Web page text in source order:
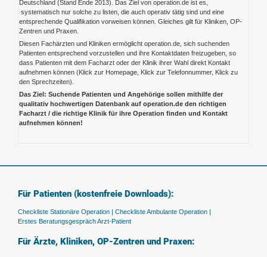
Deutschland (Stand Ende 2013). Das Ziel von operation.de ist es,
systematisch nur solche zu listen, die auch operativ tätig sind und eine
entsprechende Qualifikation vorweisen können. Gleiches gilt für Kliniken, OP-
Zentren und Praxen.
Diesen Fachärzten und Kliniken ermöglicht operation.de, sich suchenden
Patienten entsprechend vorzustellen und ihre Kontaktdaten freizugeben, so
dass Patienten mit dem Facharzt oder der Klinik ihrer Wahl direkt Kontakt
aufnehmen können (Klick zur Homepage, Klick zur Telefonnummer, Klick zu
den Sprechzeiten).
Das Ziel: Suchende Patienten und Angehörige sollen mithilfe der
qualitativ hochwertigen Datenbank auf operation.de den richtigen
Facharzt / die richtige Klinik für ihre Operation finden und Kontakt
aufnehmen können!
Für Patienten (kostenfreie Downloads):
Checkliste Stationäre Operation | Checkliste Ambulante Operation |
Erstes Beratungsgespräch Arzt-Patient
Für Ärzte, Kliniken, OP-Zentren und Praxen: